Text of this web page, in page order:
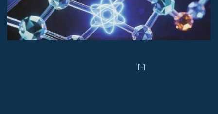
[…]